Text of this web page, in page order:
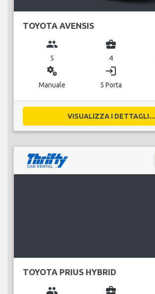
TOYOTA AVENSIS
group
5
business_center
4
miscellaneous_services
Manuale
login
5 Porta
VISUALIZZA I DETTAGLI...
TOYOTA PRIUS HYBRID
group business_center